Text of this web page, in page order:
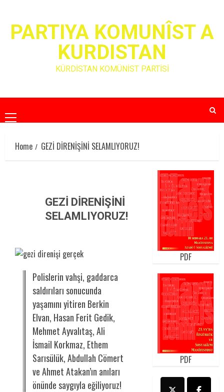
contentPARTIYA KOMUNÎST A
KURDISTAN
KÜRDİSTAN KOMÜNİST PARTİSİ
Primary
Menu
Home
GEZİ DİRENİŞİNİ SELAMLIYORUZ!
GEZİ DİRENİŞİNİ
SELAMLIYORUZ!
Polislerin vahşi, gaddarca
saldırıları sonucunda
yaşamını yitiren Berkin
Elvan, Hasan Ferit Gedik,
Mehmet Ayvalıtaş, Ali
İsmail Korkmaz, Ethem
Sarısülük, Abdullah Cömert
ve Ahmet Atakan’ın anıları
önünde saygıyla eğiliyoruz!
PDF
PDF